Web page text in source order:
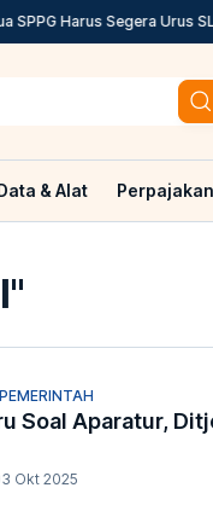
SPPG Harus Segera Urus
& Alat
"
Soal Aparatur,
Okt 2025